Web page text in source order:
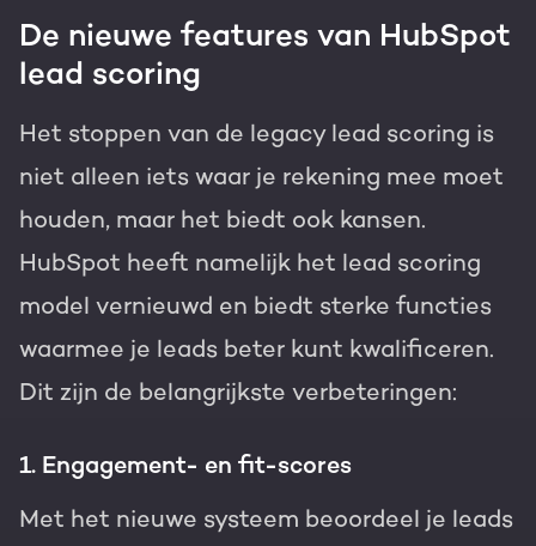
De nieuwe features van HubSpot
lead scoring
Het stoppen van de legacy lead scoring is
niet alleen iets waar je rekening mee moet
houden, maar het biedt ook kansen.
HubSpot heeft namelijk het lead scoring
model vernieuwd en biedt sterke functies
waarmee je leads beter kunt kwalificeren.
Dit zijn de belangrijkste verbeteringen:
1. Engagement- en fit-scores
Met het nieuwe systeem beoordeel je leads